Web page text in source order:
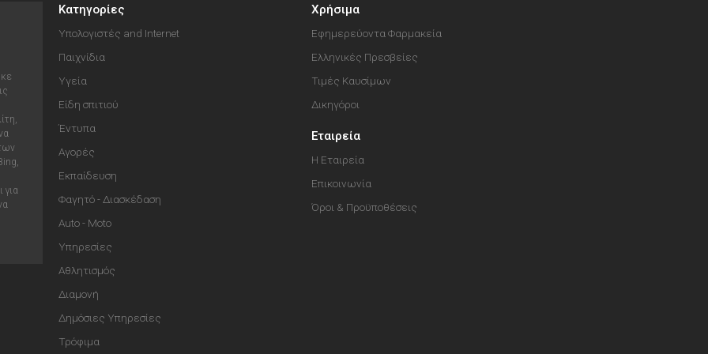
για
Κατηγορίες
Υπολογιστές and Internet
Παιχνίδια
Υγεία
Είδη σπιτιού
Έντυπα
Αγορές
Εκπαίδευση
Φαγητό - Διασκέδαση
Auto - Moto
Υπηρεσίες
Αθλητισμός
Διαμονή
Δημόσιες Υπηρεσίες
Τρόφιμα
Χρήσιμα
Εφημερεύοντα Φαρμακεία
Ελληνικές Πρεσβείες
Τιμές Καυσίμων
Δικηγόροι
Εταιρεία
Η Εταιρεία
Επικοινωνία
Όροι & Προϋποθέσεις